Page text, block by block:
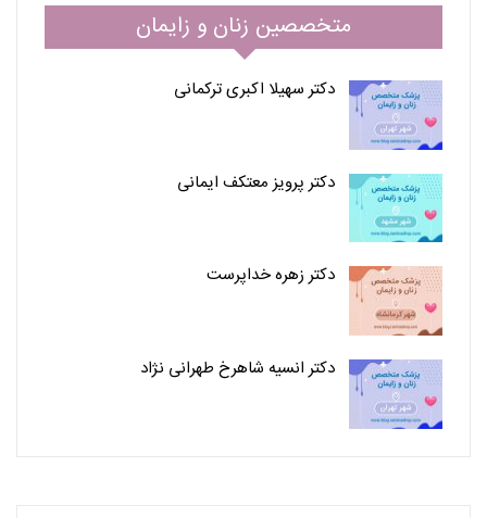
متخصصین زنان و زایمان
دکتر سهیلا اکبری ترکمانی
دکتر پرویز معتکف ایمانی
دکتر زهره خداپرست
دکتر انسیه شاهرخ طهرانی نژاد